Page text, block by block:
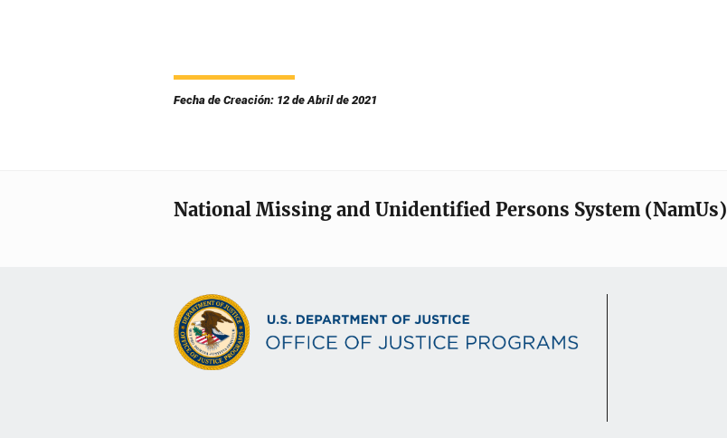
Fecha de Creación: 12 de Abril de 2021
National Missing and Unidentified Persons System (NamUs)